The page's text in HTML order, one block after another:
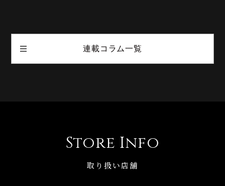
連載コラム一覧
Store Info
取り扱い店舗